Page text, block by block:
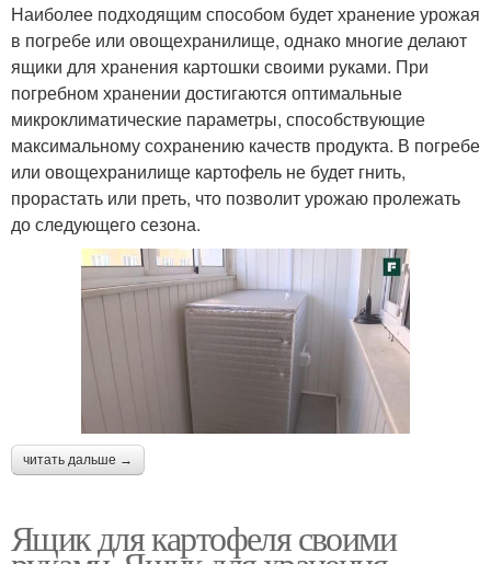
Наиболее подходящим способом будет хранение урожая
в погребе или овощехранилище, однако многие делают
ящики для хранения картошки своими руками. При
погребном хранении достигаются оптимальные
микроклиматические параметры, способствующие
максимальному сохранению качеств продукта. В погребе
или овощехранилище картофель не будет гнить,
прорастать или преть, что позволит урожаю пролежать
до следующего сезона.
читать дальше →
Ящик для картофеля своими